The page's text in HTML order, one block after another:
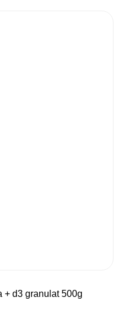
+ d3 granulat 500g